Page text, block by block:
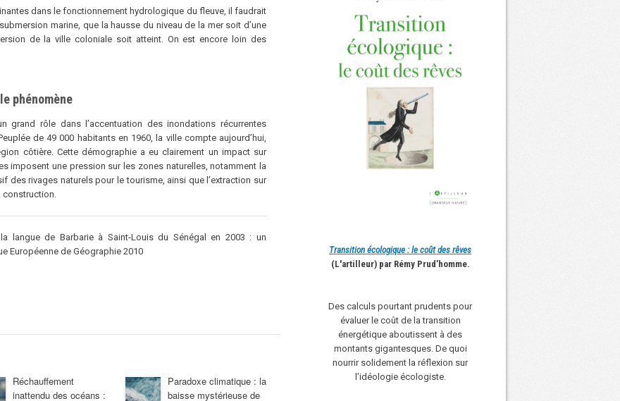
dans le fonctionnement hydrologique du fleuve, il faudrait
marine, que la hausse du niveau de la mer soit d’une
de la ville coloniale soit atteint. On est encore loin des
phénomène
grand rôle dans l’accentuation des inondations récurrentes
de 49 000 habitants en 1960, la ville compte aujourd’hui,
côtière. Cette démographie a eu clairement un impact sur
imposent une pression sur les zones naturelles, notamment la
des rivages naturels pour le tourisme, ainsi que l’extraction sur
construction.
langue de Barbarie à Saint-Louis du Sénégal en 2003 : un
Européenne de Géographie 2010
Réchauffement
inattendu des océans :
Paradoxe climatique : la
baisse mystérieuse de
Transition écologique : le coût des rêves
(L'artilleur) par Rémy Prud’homme.
Des calculs pourtant prudents pour
évaluer le coût de la transition
énergétique aboutissent à des
montants gigantesques. De quoi
nourrir solidement la réflexion sur
l’idéologie écologiste.